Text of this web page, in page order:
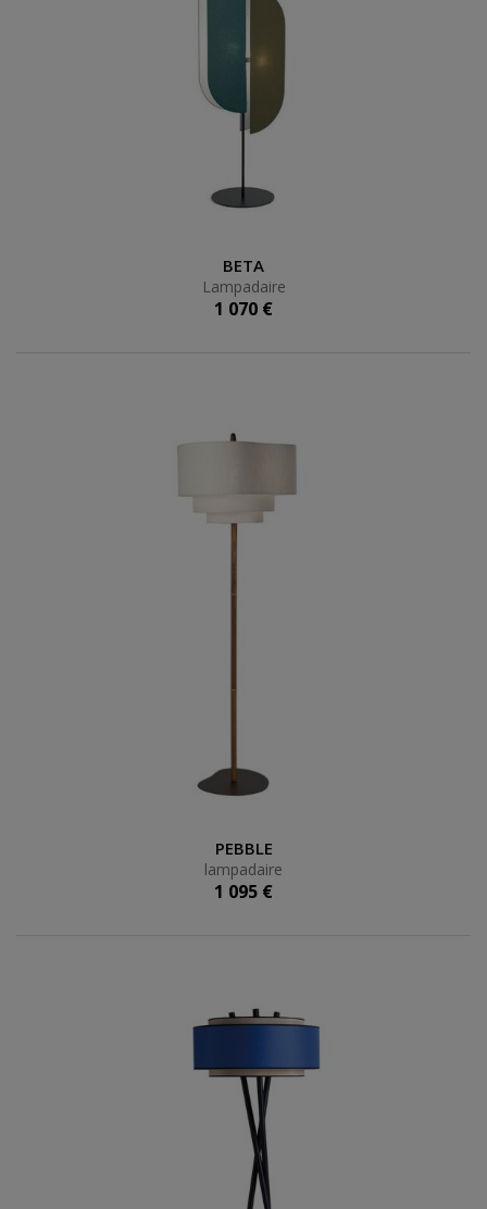
BETA
Lampadaire
1 070 €
PEBBLE
lampadaire
1 095 €